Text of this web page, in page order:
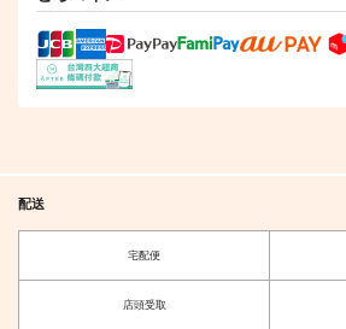
配送
宅配便
店頭受取